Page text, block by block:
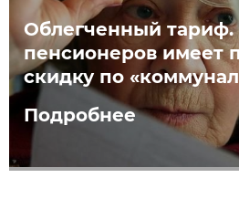
Облегченный тариф.
пенсионеров имеет
скидку по
Подробнее